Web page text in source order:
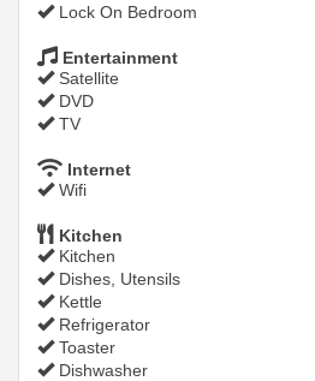
Lock On Bedroom
Entertainment
Satellite
DVD
TV
Internet
Wifi
Kitchen
Kitchen
Dishes, Utensils
Kettle
Refrigerator
Toaster
Dishwasher